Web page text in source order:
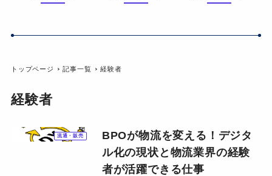
トップページ 記事一覧 経験者
経験者
流通・販売
BPOが物流を変える！デジタ
ル化の現状と物流業界の経験
者が活躍できる仕事